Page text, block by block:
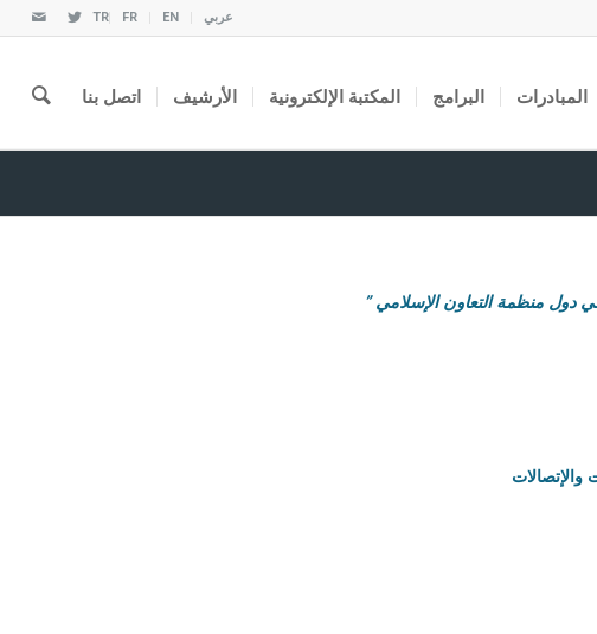
عربي EN
FR
TR
المبادرات البرامج المكتبة الإلكترونية الأرشيف اتصل بنا
دول منظمة التعاون الإسلامي ”